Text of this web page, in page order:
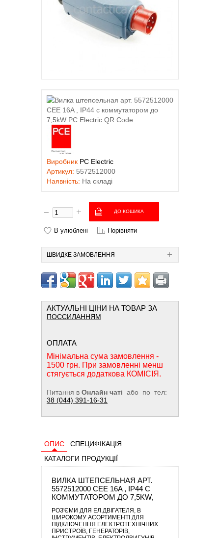
Виробник PC Electric
Артикул: 5572512000
Наявність: На складі
В улюблені Порівняти
ШВИДКЕ ЗАМОВЛЕННЯ
АКТУАЛЬНІ ЦІНИ НА ТОВАР ЗА
ПОССИЛАННЯМ
ОПЛАТА
Мінімальна сума замовлення -
1500 грн. При замовленні менш
стягується додаткова КОМІСІЯ.
Питання в Онлайн чаті або по тел:
38 (044) 391-16-31
ОПИС
СПЕЦИФІКАЦІЯ
КАТАЛОГИ ПРОДУКЦІЇ
ВИЛКА ШТЕПСЕЛЬНАЯ АРТ.
5572512000 CEE 16A , IP44 С
КОММУТАТОРОМ ДО 7,5KW,
РОЗ'ЄМИ ДЛЯ ЕЛ.ДВІГАТЕЛЯ , В
ШИРОКОМУ АСОРТИМЕНТІ ДЛЯ
ПІДКЛЮЧЕННЯ ЕЛЕКТРОТЕХНІЧНИХ
ПРИСТРОЇВ, ГЕНЕРАТОРІВ,